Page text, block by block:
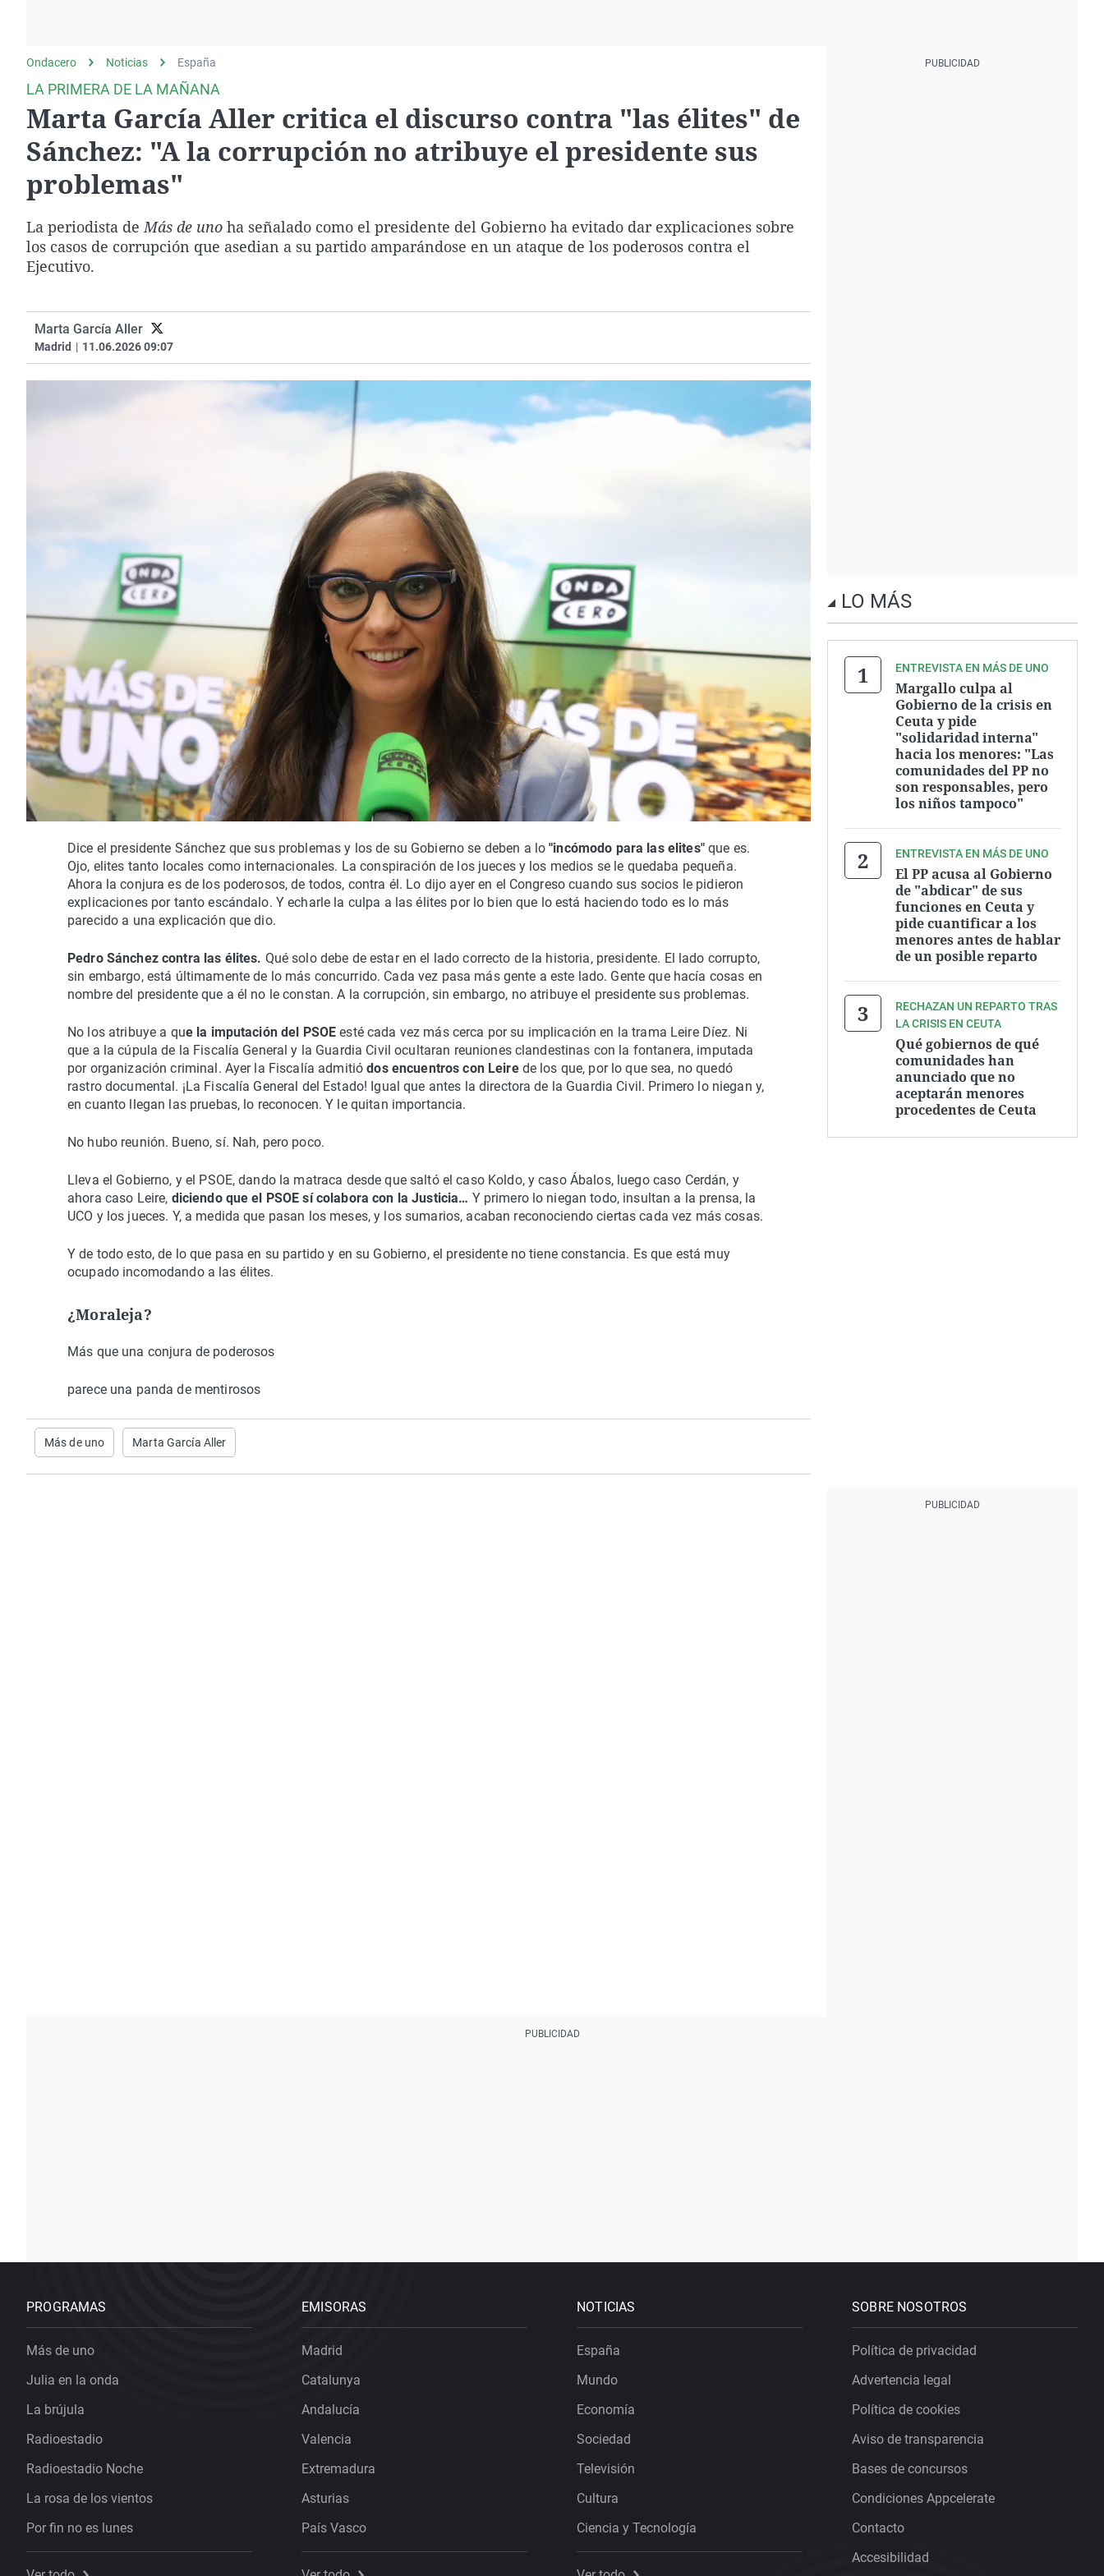
Como el perro y elEquipo de investigación
Operación Viuda
Negra
País Vasco
Ondacero Noticias España
LA PRIMERA DE LA MAÑANA
Marta García Aller critica el discurso contra "las élites" de
Sánchez: "A la corrupción no atribuye el presidente sus
problemas"
La periodista deMás de uno ha señalado como el presidente del Gobierno ha evitado dar explicaciones sobre
los casos de corrupción que asedian a su partido amparándose en un ataque de los poderosos contra el
Ejecutivo.
Marta García Aller
Madrid | 11.06.2026 09:07
Dice el presidente Sánchez que sus problemas y los de su Gobierno se deben a lo"incómodo para las elites" que es.
Ojo, elites tanto locales como internacionales. La conspiración de los jueces y los medios se le quedaba pequeña.
Ahora la conjura es de los poderosos, de todos, contra él. Lo dijo ayer en el Congreso cuando sus socios le pidieron
explicaciones por tanto escándalo. Y echarle la culpa a las élites por lo bien que lo está haciendo todo es lo más
parecido a una explicación que dio.
Pedro Sánchez contra las élites. Qué solo debe de estar en el lado correcto de la historia, presidente. El lado corrupto,
sin embargo, está últimamente de lo más concurrido. Cada vez pasa más gente a este lado. Gente que hacía cosas en
nombre del presidente que a él no le constan. A la corrupción, sin embargo, no atribuye el presidente sus problemas.
No los atribuye a que la imputación del PSOEesté cada vez más cerca por su implicación en la trama Leire Díez. Ni
que a la cúpula de la Fiscalía General y la Guardia Civil ocultaran reuniones clandestinas con la fontanera, imputada
por organización criminal. Ayer la Fiscalía admitió dos encuentros con Leire de los que, por lo que sea, no quedó
rastro documental. ¡La Fiscalía General del Estado! Igual que antes la directora de la Guardia Civil. Primero lo niegan y,
en cuanto llegan las pruebas, lo reconocen. Y le quitan importancia.
No hubo reunión. Bueno, sí. Nah, pero poco.
Lleva el Gobierno, y el PSOE, dando la matraca desde que saltó el caso Koldo, y caso Ábalos, luego caso Cerdán, y
ahora caso Leire, diciendo que el PSOE sí colabora con la Justicia… Y primero lo niegan todo, insultan a la prensa, la
UCO y los jueces. Y, a medida que pasan los meses, y los sumarios, acaban reconociendo ciertas cada vez más cosas.
Y de todo esto, de lo que pasa en su partido y en su Gobierno, el presidente no tiene constancia. Es que está muy
ocupado incomodando a las élites.
¿Moraleja?
Más que una conjura de poderosos
parece una panda de mentirosos
Más de uno Marta García Aller
LO MÁS
ENTREVISTA EN MÁS DE UNO
Margallo culpa al
Gobierno de la crisis en
Ceuta y pide
"solidaridad interna"
hacia los menores: "Las
comunidades del PP no
son responsables, pero
los niños tampoco"
ENTREVISTA EN MÁS DE UNO
El PP acusa al Gobierno
de "abdicar" de sus
funciones en Ceuta y
pide cuantificar a los
menores antes de hablar
de un posible reparto
RECHAZAN UN REPARTO TRAS
LA CRISIS EN CEUTA
Qué gobiernos de qué
comunidades han
anunciado que no
aceptarán menores
procedentes de Ceuta
PROGRAMAS
Más de uno
Julia en la onda
La brújula
Radioestadio
Radioestadio Noche
La rosa de los vientos
Por fin no es lunes
EMISORAS
Madrid
Catalunya
Andalucía
Valencia
Extremadura
Asturias
País Vasco
NOTICIAS
España
Mundo
Economía
Sociedad
Televisión
Cultura
Ciencia y Tecnología
SOBRE NOSOTROS
Política de privacidad
Advertencia legal
Política de cookies
Aviso de transparencia
Bases de concursos
Condiciones Appcelerate
Contacto
Accesibilidad